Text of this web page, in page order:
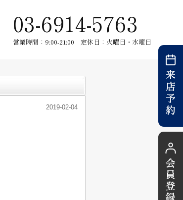
03-6914-5763
営業時間：9:00-21:00 定休日：火曜日・水曜日
2019-02-04